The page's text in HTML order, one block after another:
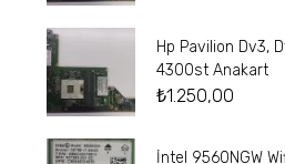
Hp Pavilion Dv3,
4300st Anakart
₺1.250,00
İntel 9560NGW